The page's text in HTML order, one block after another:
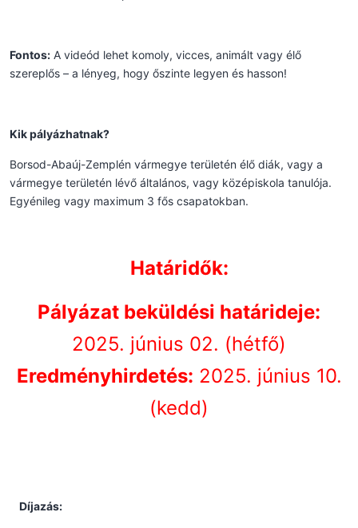
Fontos: A videód lehet komoly, vicces, animált vagy élő
szereplős – a lényeg, hogy őszinte legyen és hasson!
Kik pályázhatnak?
Borsod-Abaúj-Zemplén vármegye területén élő diák, vagy a
vármegye területén lévő általános, vagy középiskola tanulója.
Egyénileg vagy maximum 3 fős csapatokban.
Határidők:
Pályázat beküldési határideje:
2025. június 02. (hétfő)
Eredményhirdetés: 2025. június 10.
(kedd)
Díjazás: